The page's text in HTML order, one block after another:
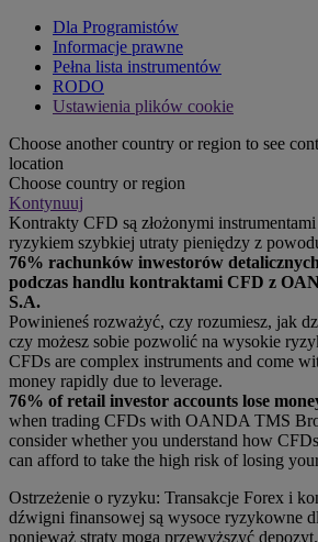
Dla Programistów
Informacje prawne
Pełna lista instrumentów
RODO
Ustawienia plików cookie
Choose another country or region to see
location
Choose country or region
Kontynuuj
Kontrakty CFD są złożonymi
ryzykiem szybkiej utraty pieniędzy z
76% rachunków inwestorów
podczas handlu kontraktami CFD z
S.A.
Powinieneś rozważyć, czy rozumiesz, jak
czy możesz sobie pozwolić na wysokie
CFDs are complex instruments and come
money rapidly due to leverage.
76% of retail investor accounts lose
when trading CFDs with OANDA TMS
consider whether you understand how
can afford to take the high risk of losing
Ostrzeżenie o ryzyku: Transakcje Forex i
dźwigni finansowej są wysoce ryzykowne
ponieważ straty mogą przewyższyć